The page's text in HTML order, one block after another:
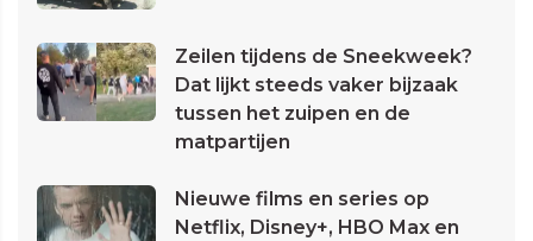
Zeilen tijdens de Sneekweek?
Dat lijkt steeds vaker bijzaak
tussen het zuipen en de
matpartijen
Nieuwe films en series op
Netflix, Disney+, HBO Max en